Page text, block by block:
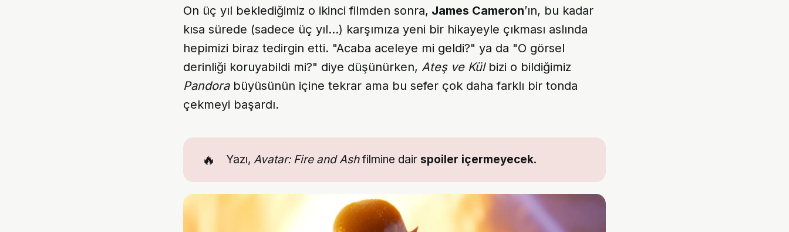
On üç yıl beklediğimiz o ikinci filmden sonra, James Cameron’ın, bu kadar
kısa sürede (sadece üç yıl...) karşımıza yeni bir hikayeyle çıkması aslında
hepimizi biraz tedirgin etti. "Acaba aceleye mi geldi?" ya da "O görsel
derinliği koruyabildi mi?" diye düşünürken, Ateş ve Külbizi o bildiğimiz
Pandora büyüsünün içine tekrar ama bu sefer çok daha farklı bir tonda
çekmeyi başardı.
🔥 Yazı,Avatar: Fire and Ashfilmine dair spoiler içermeyecek.